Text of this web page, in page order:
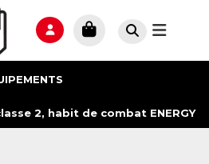
2, habit de combat ENERGY